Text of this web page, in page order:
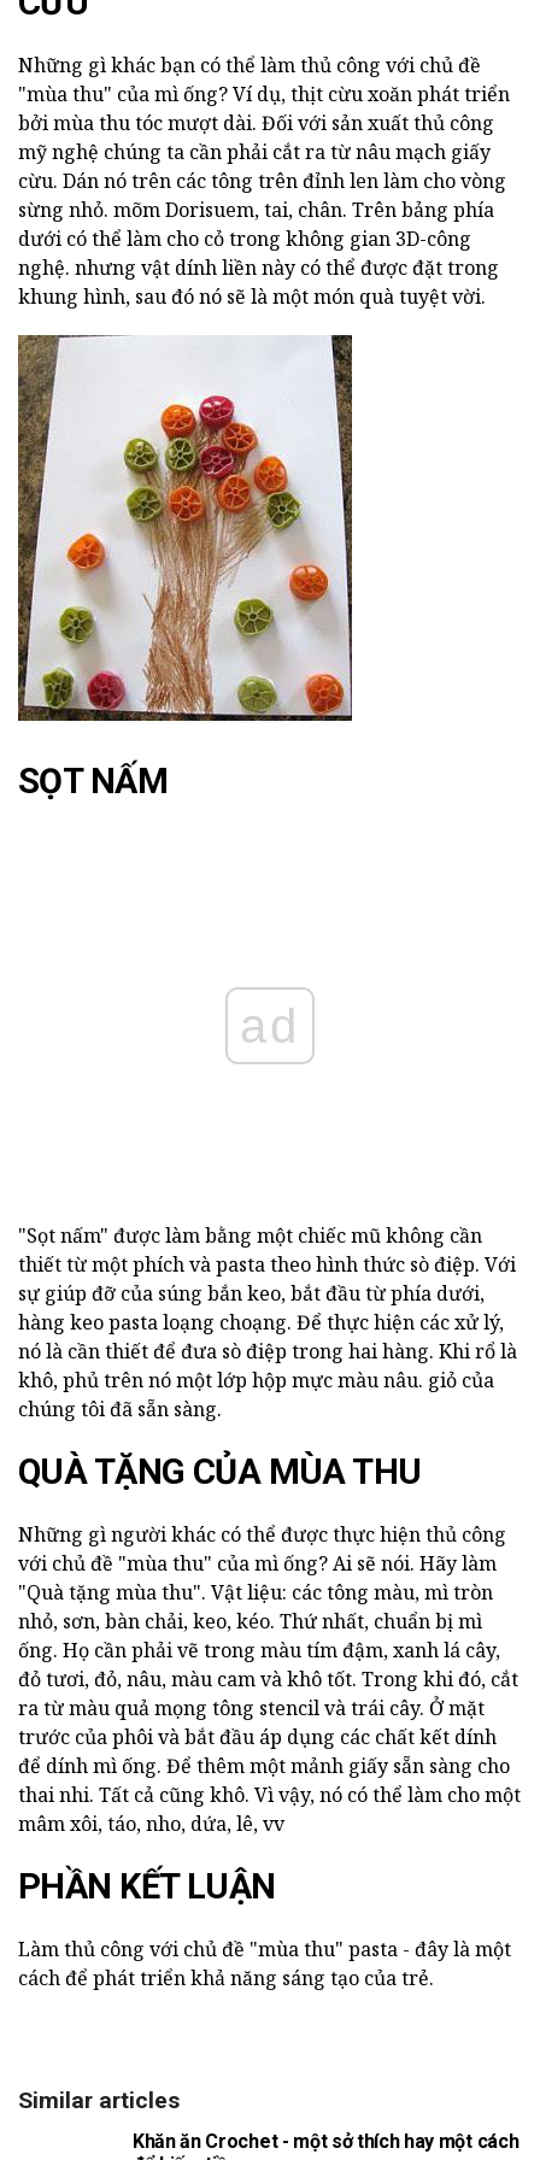
Những gì khác bạn có thể làm thủ công với chủ đề
"mùa thu" của mì ống? Ví dụ, thịt cừu xoăn phát triển
bởi mùa thu tóc mượt dài. Đối với sản xuất thủ công
mỹ nghệ chúng ta cần phải cắt ra từ nâu mạch giấy
cừu. Dán nó trên các tông trên đỉnh len làm cho vòng
sừng nhỏ. mõm Dorisuem, tai, chân. Trên bảng phía
dưới có thể làm cho cỏ trong không gian 3D-công
nghệ. nhưng vật dính liền này có thể được đặt trong
khung hình, sau đó nó sẽ là một món quà tuyệt vời.
SỌT NẤM
ad
"Sọt nấm" được làm bằng một chiếc mũ không cần
thiết từ một phích và pasta theo hình thức sò điệp. Với
sự giúp đỡ của súng bắn keo, bắt đầu từ phía dưới,
hàng keo pasta loạng choạng. Để thực hiện các xử lý,
nó là cần thiết để đưa sò điệp trong hai hàng. Khi rổ là
khô, phủ trên nó một lớp hộp mực màu nâu. giỏ của
chúng tôi đã sẵn sàng.
QUÀ TẶNG CỦA MÙA THU
Những gì người khác có thể được thực hiện thủ công
với chủ đề "mùa thu" của mì ống? Ai sẽ nói. Hãy làm
"Quà tặng mùa thu". Vật liệu: các tông màu, mì tròn
nhỏ, sơn, bàn chải, keo, kéo. Thứ nhất, chuẩn bị mì
ống. Họ cần phải vẽ trong màu tím đậm, xanh lá cây,
đỏ tươi, đỏ, nâu, màu cam và khô tốt. Trong khi đó, cắt
ra từ màu quả mọng tông stencil và trái cây. Ở mặt
trước của phôi và bắt đầu áp dụng các chất kết dính
để dính mì ống. Để thêm một mảnh giấy sẵn sàng cho
thai nhi. Tất cả cũng khô. Vì vậy, nó có thể làm cho một
mâm xôi, táo, nho, dứa, lê, vv
PHẦN KẾT LUẬN
Làm thủ công với chủ đề "mùa thu" pasta - đây là một
cách để phát triển khả năng sáng tạo của trẻ.
Similar articles
Khăn ăn Crochet - một sở thích hay một cách